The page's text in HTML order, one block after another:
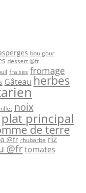
boulgour
dessert @fr
fraises fromage
Gâteau herbes
noix
plat principal
de terre
@fr rhubarbe riz
@frtomates